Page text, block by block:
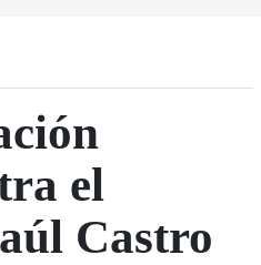
el
Castro